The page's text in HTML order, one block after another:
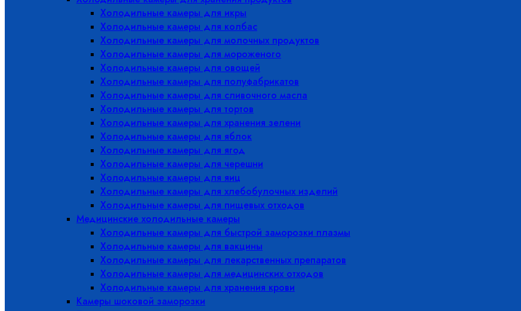
Холодильные камеры для икры
Холодильные камеры для колбас
Холодильные камеры для молочных продуктов
Холодильные камеры для мороженого
Холодильные камеры для овощей
Холодильные камеры для полуфабрикатов
Холодильные камеры для сливочного масла
Холодильные камеры для тортов
Холодильные камеры для хранения зелени
Холодильные камеры для яблок
Холодильные камеры для ягод
Холодильные камеры для черешни
Холодильные камеры для яиц
Холодильные камеры для хлебобулочных изделий
Холодильные камеры для пищевых отходов
Медицинские холодильные камеры
Холодильные камеры для быстрой заморозки плазмы
Холодильные камеры для вакцины
Холодильные камеры для лекарственных препаратов
Холодильные камеры для медицинских отходов
Холодильные камеры для хранения крови
Камеры шоковой заморозки